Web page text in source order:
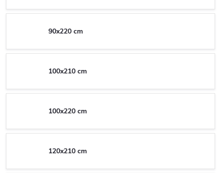
90x220 cm
100x210 cm
100x220 cm
120x210 cm